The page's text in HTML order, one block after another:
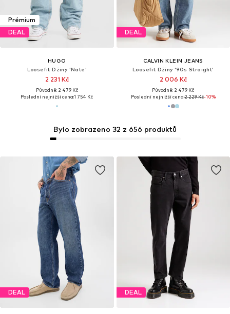
Prémium
DEAL
HUGO
Loosefit Džíny 'Nate'
2 231 Kč
Původně: 2 479 Kč
Poslední nejnižší cena:1 754 Kč
DEAL
CALVIN KLEIN JEANS
Loosefit Džíny '90s Straight'
2 006 Kč
Původně: 2 479 Kč
Poslední nejnižší cena:2 229 Kč-10%
DEAL
Bylo zobrazeno 32 z 656 produktů
DEAL